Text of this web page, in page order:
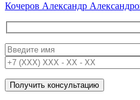
Кочеров Александр